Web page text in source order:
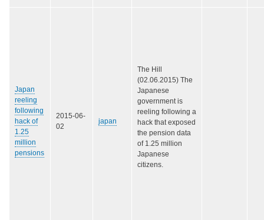
Japan
reeling
following
hack of
1.25
million
pensions
2015-06-
02
japan
The Hill
(02.06.2015) The
Japanese
government is
reeling following a
hack that exposed
the pension data
of 1.25 million
Japanese
citizens.